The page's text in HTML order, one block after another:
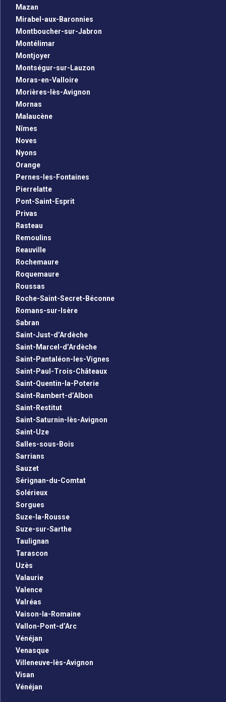
Mazan
Mirabel-aux-Baronnies
Montboucher-sur-Jabron
Montélimar
Montjoyer
Montségur-sur-Lauzon
Moras-en-Valloire
Morières-lès-Avignon
Mornas
Malaucène
Nîmes
Noves
Nyons
Orange
Pernes-les-Fontaines
Pierrelatte
Pont-Saint-Esprit
Privas
Rasteau
Remoulins
Reauville
Rochemaure
Roquemaure
Roussas
Roche-Saint-Secret-Béconne
Romans-sur-Isère
Sabran
Saint-Just-d’Ardèche
Saint-Marcel-d’Ardèche
Saint-Pantaléon-les-Vignes
Saint-Paul-Trois-Châteaux
Saint-Quentin-la-Poterie
Saint-Rambert-d’Albon
Saint-Restitut
Saint-Saturnin-lès-Avignon
Saint-Uze
Salles-sous-Bois
Sarrians
Sauzet
Sérignan-du-Comtat
Solérieux
Sorgues
Suze-la-Rousse
Suze-sur-Sarthe
Taulignan
Tarascon
Uzès
Valaurie
Valence
Valréas
Vaison-la-Romaine
Vallon-Pont-d’Arc
Vénéjan
Venasque
Villeneuve-lès-Avignon
Visan
Vénéjan